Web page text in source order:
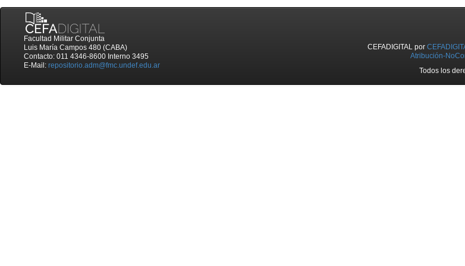
Facultad Militar Conjunta
Luis María Campos 480 (CABA)
Contacto: 011 4346-8600 Interno 3495
E-Mail: repositorio.adm@fmc.undef.edu.ar
CEFADIGITAL por
Atribución-
Todos los